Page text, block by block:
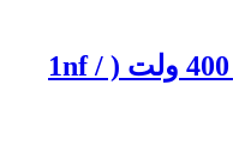
خازن پلی استر 1 نانو 400 ولت ( 1nf /